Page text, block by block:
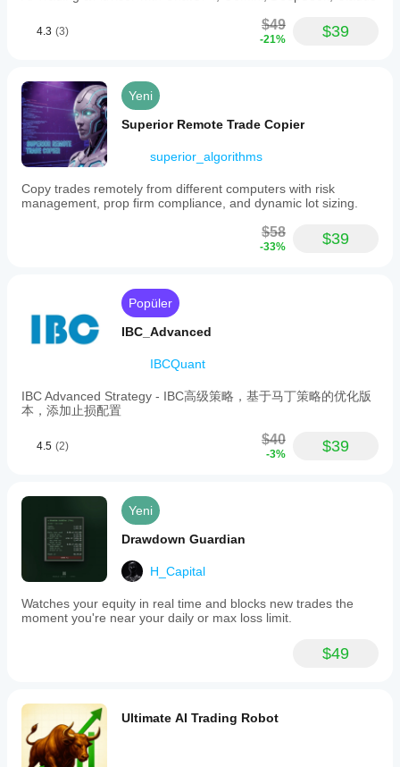
4.3 (3) $49
-21% $39
Yeni
Superior Remote Trade Copier
superior_algorithms
Copy trades remotely from different computers with risk
management, prop firm compliance, and dynamic lot sizing.
$58
-33% $39
Popüler
IBC_Advanced
IBCQuant
IBC Advanced Strategy - IBC高级策略，基于马丁策略的优化版
本，添加止损配置
4.5 (2) $40
-3% $39
Yeni
Drawdown Guardian
H_Capital
Watches your equity in real time and blocks new trades the
moment you're near your daily or max loss limit.
$49
Ultimate AI Trading Robot